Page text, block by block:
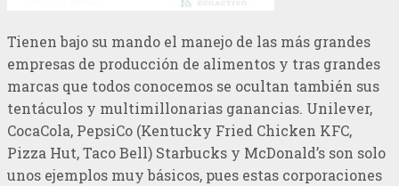
Tienen bajo su mando el manejo de las más grandes
empresas de producción de alimentos y tras grandes
marcas que todos conocemos se ocultan también sus
tentáculos y multimillonarias ganancias. Unilever,
CocaCola, PepsiCo (Kentucky Fried Chicken KFC,
Pizza Hut, Taco Bell) Starbucks y McDonald’s son solo
unos ejemplos muy básicos, pues estas corporaciones